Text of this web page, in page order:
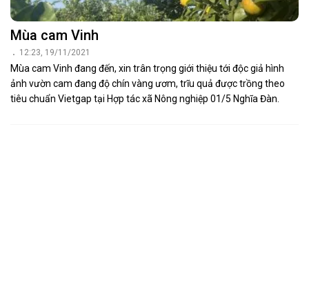
Mùa cam Vinh
12:23, 19/11/2021
Mùa cam Vinh đang đến, xin trân trọng giới thiệu tới độc giả hình
ảnh vườn cam đang độ chín vàng ươm, trĩu quả được trồng theo
tiêu chuẩn Vietgap tại Hợp tác xã Nông nghiệp 01/5 Nghĩa Đàn.